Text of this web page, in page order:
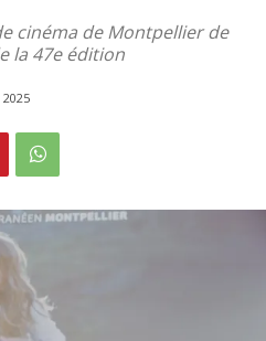
cinéma de Montpellier de
la 47e édition